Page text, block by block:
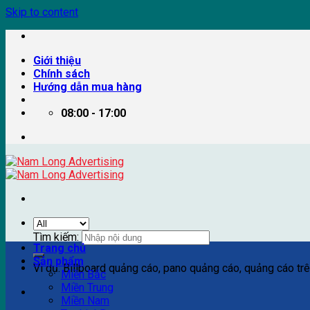
Skip to content
Giới thiệu
Chính sách
Hướng dẫn mua hàng
08:00 - 17:00
Tìm kiếm:
Ví dụ: Billboard quảng cáo, pano quảng cáo, quảng cáo
Trang chủ
Sản phẩm
Miền Bắc
Miền Trung
Miền Nam